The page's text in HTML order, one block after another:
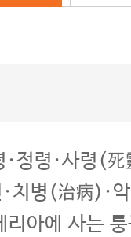
·정령·사령(
치병(治病)·
아에 사는